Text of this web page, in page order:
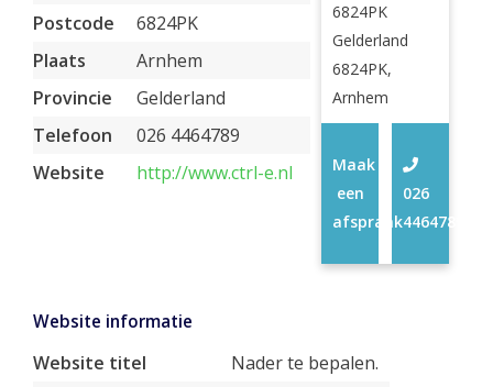
Postcode
6824PK
Plaats
Arnhem
Provincie
Gelderland
Telefoon
026 4464789
Website
http://www.ctrl-e.nl
6824PK
Gelderland
6824PK,
Arnhem
026
4464789
Maak
een
afspraak
Website informatie
Website titel
Nader te bepalen.